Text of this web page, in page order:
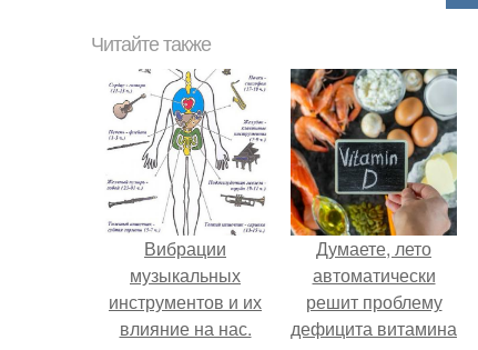
Читайте также
Вибрации
музыкальных
инструментов и их
влияние на нас.
Думаете, лето
автоматически
решит проблему
дефицита витамина